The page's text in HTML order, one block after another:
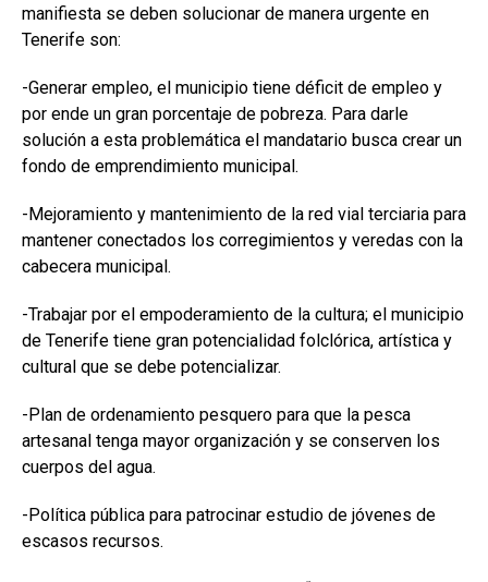
manifiesta se deben solucionar de manera urgente en
Tenerife son:
-Generar empleo, el municipio tiene déficit de empleo y
por ende un gran porcentaje de pobreza. Para darle
solución a esta problemática el mandatario busca crear un
fondo de emprendimiento municipal.
-Mejoramiento y mantenimiento de la red vial terciaria para
mantener conectados los corregimientos y veredas con la
cabecera municipal.
-Trabajar por el empoderamiento de la cultura; el municipio
de Tenerife tiene gran potencialidad folclórica, artística y
cultural que se debe potencializar.
-Plan de ordenamiento pesquero para que la pesca
artesanal tenga mayor organización y se conserven los
cuerpos del agua.
-Política pública para patrocinar estudio de jóvenes de
escasos recursos.